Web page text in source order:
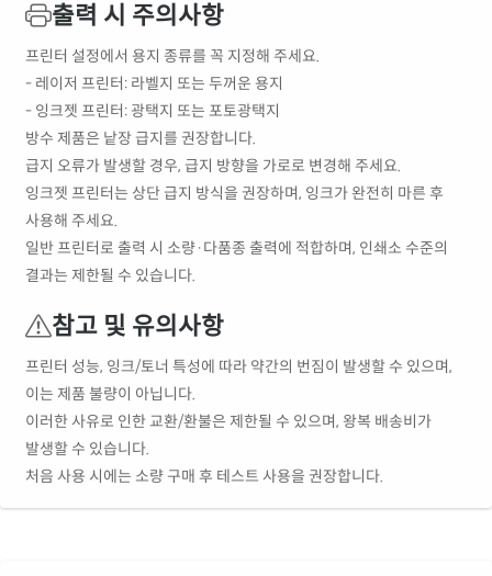
출력 시 주의사항
프린터 설정에서 용지 종류를 꼭 지정해 주세요.
- 레이저 프린터: 라벨지 또는 두꺼운 용지
- 잉크젯 프린터: 광택지 또는 포토광택지
방수 제품은 낱장 급지를 권장합니다.
급지 오류가 발생할 경우, 급지 방향을 가로로 변경해 주세요.
잉크젯 프린터는 상단 급지 방식을 권장하며, 잉크가 완전히 마른 후
사용해 주세요.
일반 프린터로 출력 시 소량·다품종 출력에 적합하며, 인쇄소 수준의
결과는 제한될 수 있습니다.
참고 및 유의사항
프린터 성능, 잉크/토너 특성에 따라 약간의 번짐이 발생할 수 있으며,
이는 제품 불량이 아닙니다.
이러한 사유로 인한 교환/환불은 제한될 수 있으며, 왕복 배송비가
발생할 수 있습니다.
처음 사용 시에는 소량 구매 후 테스트 사용을 권장합니다.